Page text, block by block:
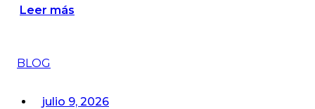
Leer más
BLOG
julio 9, 2026